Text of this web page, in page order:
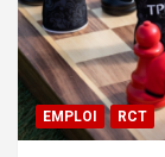
EMPLOI RCT